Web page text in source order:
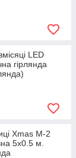
LED
гірлянда
Xmas M-2
5х0.5 м.